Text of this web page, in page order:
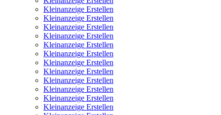
Kleinanzeige Erstellen
Kleinanzeige Erstellen
Kleinanzeige Erstellen
Kleinanzeige Erstellen
Kleinanzeige Erstellen
Kleinanzeige Erstellen
Kleinanzeige Erstellen
Kleinanzeige Erstellen
Kleinanzeige Erstellen
Kleinanzeige Erstellen
Kleinanzeige Erstellen
Kleinanzeige Erstellen